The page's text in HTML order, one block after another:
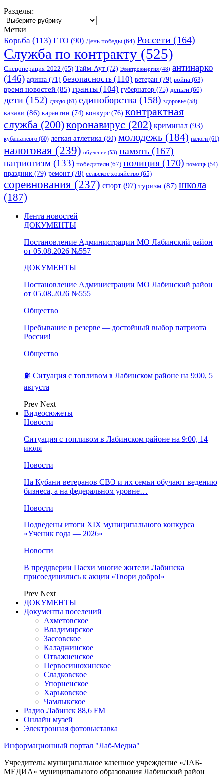
Разделы:
Разделы:
Метки
Борьба (113) ГТО (90) День победы (64) Россети (164)
Служба по контракту (525)
Спецоперация-2022 (65) Тайм-Аут (72) Электроэнергия (48) антинарко
(146) афиша (71) безопасность (110) ветеран (79) война (63)
время новостей (85) гранты (104) губернатор (75) деньги (66)
дети (152) дзюдо (61) единоборства (158) здоровье (58)
казаки (86) карантин (74) конкурс (76) контрактная
служба (200)коронавирус (202) криминал (93)
кубаньэнерго (60) легкая атлетика (80) молодежь (184) налоги (61)
налоговая (239) обучение (53) память (167)
патриотизм (133) победители (67) полиция (170) помощь (54)
праздник (79) ремонт (78) сельское хозяйство (65)
соревнования (237) спорт (97) туризм (87) школа
(187)
Лента новостей
ДОКУМЕНТЫ
Постановление Администрации МО Лабинский район
от 05.08.2026 №557
ДОКУМЕНТЫ
Постановление Администрации МО Лабинский район
от 05.08.2026 №555
Общество
Пребывание в резерве — достойный выбор патриота
России!
Общество
⛽️ Ситуация с топливом в Лабинском районе на 9:00, 5
августа
Prev Next
Видеосюжеты
Новости
Ситуация с топливом в Лабинском районе на 9:00, 14
июля
Новости
На Кубани ветеранов СВО и их семьи обучают ведению
бизнеса, а на федеральном уровне…
Новости
Подведены итоги XIX муниципального конкурса
«Ученик года — 2026»
Новости
В преддверии Пасхи многие жители Лабинска
присоединились к акции «Твори добро!»
Prev Next
ДОКУМЕНТЫ
Документы поселений
Ахметовское
Владимирское
Зассовское
Каладжинское
Отважненское
Первосинюхинское
Сладковское
Упорненское
Харьковское
Чамлыкское
Радио Лабинск 88,6 FM
Онлайн музей
Электронная фотовыставка
Информационный портал "Лаб-Медиа"
Учредитель: муниципальное казенное учреждение «ЛАБ-
МЕДИА» муниципального образования Лабинский район